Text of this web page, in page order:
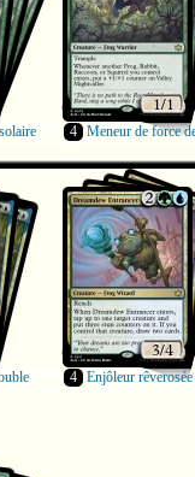
4 Meneur de force
4 Enjôleur rêverosée